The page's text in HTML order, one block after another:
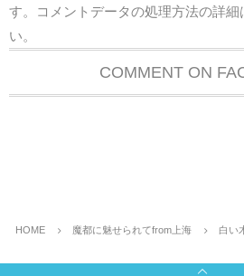
す。
コメントデータの処理方法の詳
い。
COMMENT ON
HOME 魔都に魅せられてfrom上海 白い